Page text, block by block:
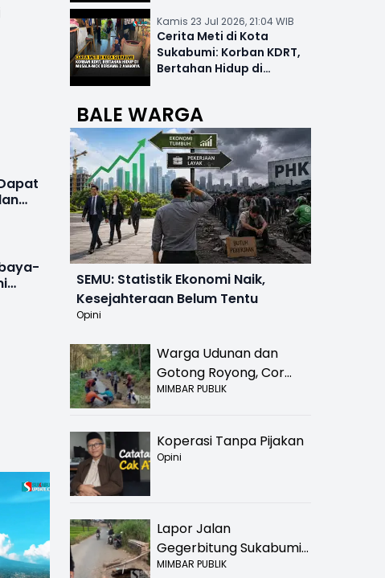
Kamis 23 Jul 2026, 21:04 WIB
Cerita Meti di Kota
Sukabumi: Korban KDRT,
Bertahan Hidup di
BALE WARGA
SEMU: Statistik Ekonomi Naik,
Kesejahteraan Belum Tentu
Opini
Warga Udunan dan
Gotong Royong, Cor
Jalan Hancur di
MIMBAR PUBLIK
Koperasi Tanpa Pijakan
Opini
Lapor Jalan
Gegerbitung Sukabumi
Bolong! Bahaya Bagi
MIMBAR PUBLIK